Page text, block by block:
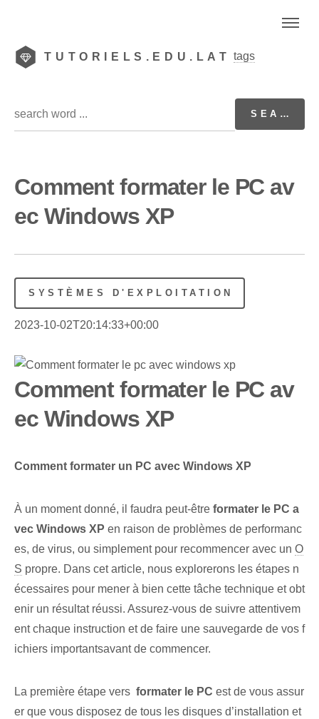
TUTORIELS.EDU.LAT tags
Comment formater le PC av
ec Windows XP
SYSTÈMES D'EXPLOITATION
2023-10-02T20:14:33+00:00
Comment formater le PC av
ec Windows XP
Comment formater un PC⁢ avec Windows⁤ XP
À un moment donné, il faudra peut-être formater le PC a
vec Windows XP en raison de problèmes de performanc
es,‌ de virus, ou simplement pour recommencer⁢ avec un O
S propre. Dans cet article, nous explorerons les étapes n
écessaires pour mener à bien cette tâche technique et obt
enir un résultat réussi. ‌Assurez-vous de suivre attentivem
ent chaque instruction ⁢et de faire une sauvegarde⁢ de ‌vos f
ichiers importants‍avant de commencer.
La première étape vers ‌ formater ⁣le⁢ PC est de vous assur
er que vous disposez de tous les disques d’installation et